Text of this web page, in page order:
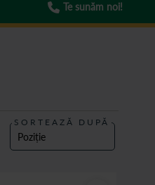
Te sunăm noi!
SORTEAZĂ DUPĂ